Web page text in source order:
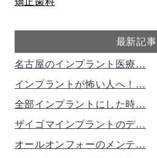
最新記事
名古屋のインプラント医療…
インプラントが怖い人へ！…
全部インプラントにした時…
ザイゴマインプラントのデ…
オールオンフォーのメンテ…